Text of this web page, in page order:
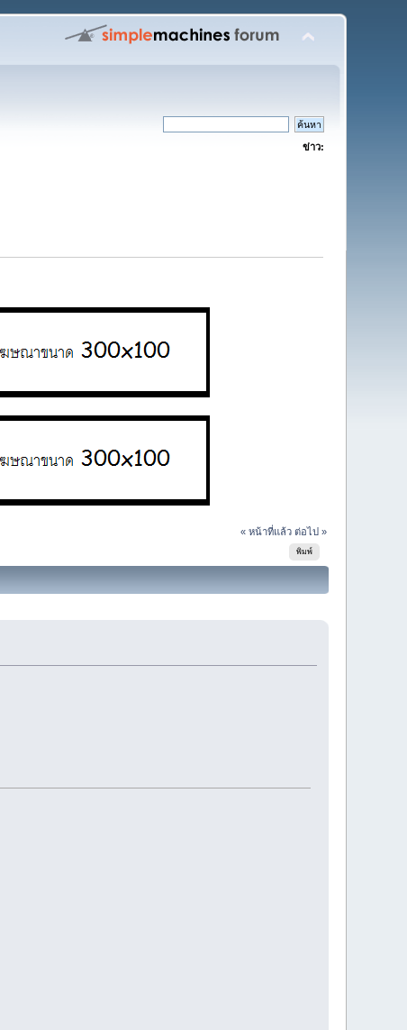
ข่าว:
« หน้าที่แล้ว ต่อไป »
พิมพ์